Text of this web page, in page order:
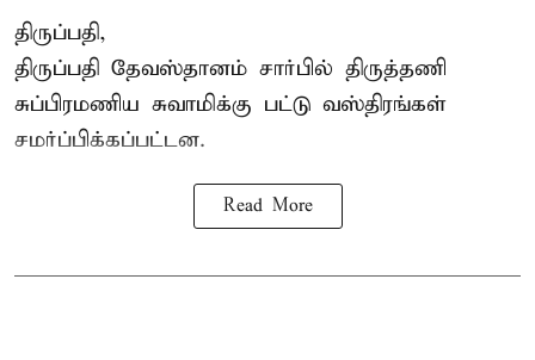
திருப்பதி,
திருப்பதி தேவஸ்தானம் சார்பில் திருத்தணி
சுப்பிரமணிய சுவாமிக்கு பட்டு வஸ்திரங்கள்
சமர்ப்பிக்கப்பட்டன.
Read More